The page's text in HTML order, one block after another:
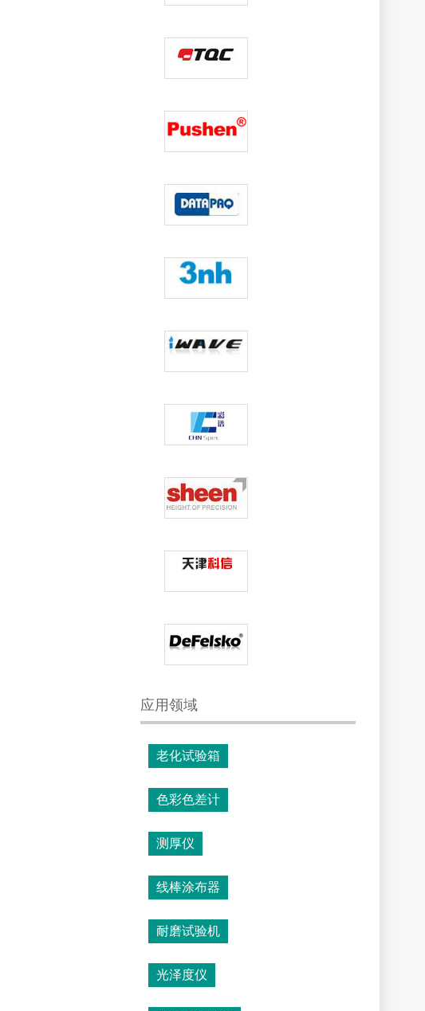
应用领域
老化试验箱
色彩色差计
测厚仪
线棒涂布器
耐磨试验机
光泽度仪